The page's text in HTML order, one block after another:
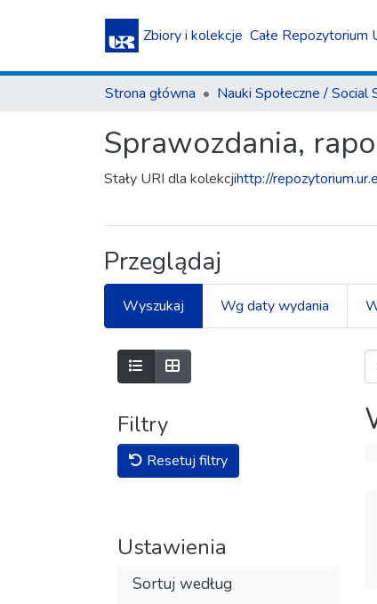
Zbiory i kolekcje Całe Repozytorium
Strona główna
Sprawozdania,
Stały URI dla kolekcjihttp://
Przeglądaj
Wyszukaj Wg daty wydania
Filtry
Resetuj filtry
Ustawienia
Sortuj według